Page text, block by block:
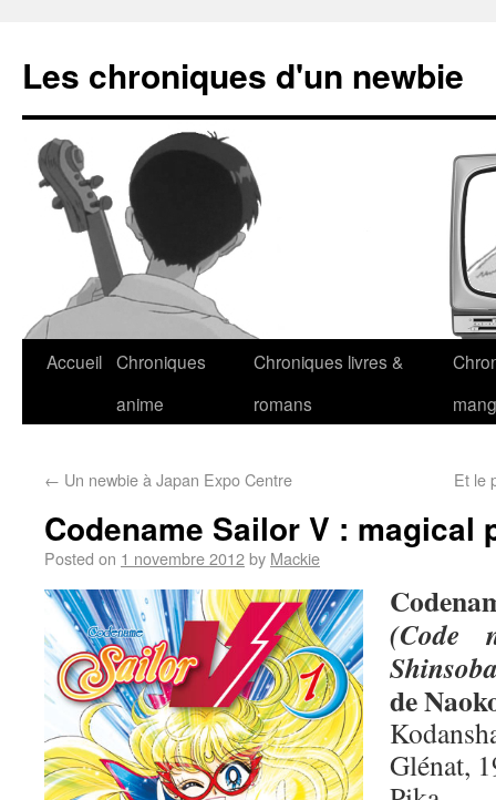
Les chroniques d'un newbie
Accueil Chroniques
anime
Chroniques livres &
romans
← Un newbie à Japan Expo Centre Et le
Codename Sailor V : magical
Posted on 1 novembre 2012by Mackie
(Code
de
Glénat,